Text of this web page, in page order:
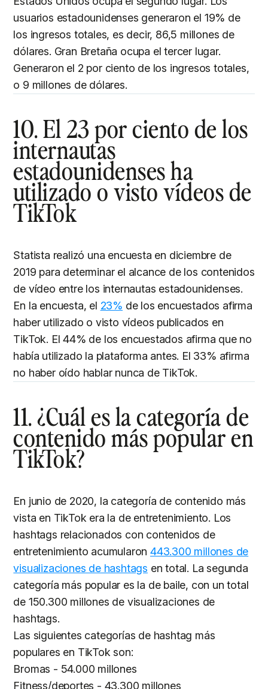
usuarios estadounidenses generaron el 19% de
los ingresos totales, es decir, 86,5 millones de
dólares. Gran Bretaña ocupa el tercer lugar.
Generaron el 2 por ciento de los ingresos totales,
o 9 millones de dólares.
10. El 23 por ciento de los
internautas
estadounidenses ha
utilizado o visto vídeos de
TikTok
Statista realizó una encuesta en diciembre de
2019 para determinar el alcance de los contenidos
de vídeo entre los internautas estadounidenses.
En la encuesta, el 23% de los encuestados afirma
haber utilizado o visto vídeos publicados en
TikTok. El 44% de los encuestados afirma que no
había utilizado la plataforma antes. El 33% afirma
no haber oído hablar nunca de TikTok.
11. ¿Cuál es la categoría de
contenido más popular en
TikTok?
En junio de 2020, la categoría de contenido más
vista en TikTok era la de entretenimiento. Los
hashtags relacionados con contenidos de
entretenimiento acumularon 443.300 millones de
visualizaciones de hashtags en total. La segunda
categoría más popular es la de baile, con un total
de 150.300 millones de visualizaciones de
hashtags.
Las siguientes categorías de hashtag más
populares en TikTok son:
Bromas - 54.000 millones
Fitness/deportes - 43.300 millones